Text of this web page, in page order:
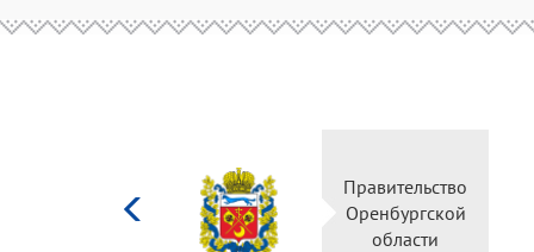
культуры
Российской
Правительство
Оренбургской
области